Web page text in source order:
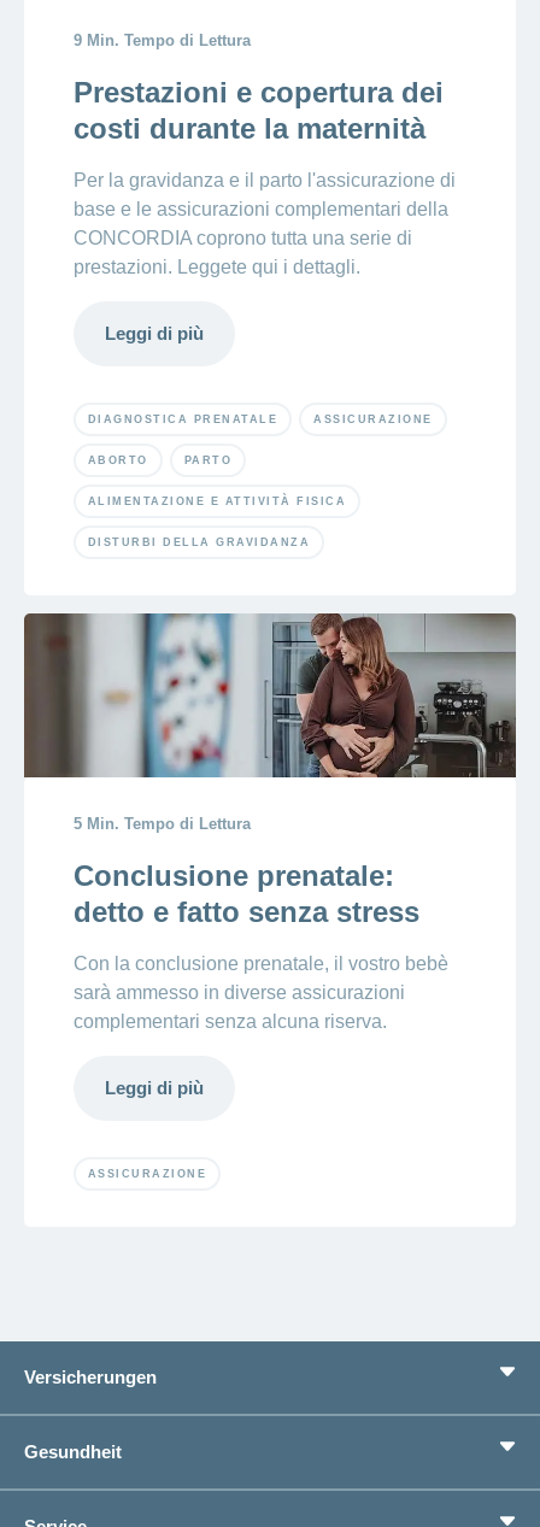
9 Min. Tempo di Lettura
Prestazioni e copertura dei
costi durante la maternità
Per la gravidanza e il parto l'assicurazione di
base e le assicurazioni complementari della
CONCORDIA coprono tutta una serie di
prestazioni. Leggete qui i dettagli.
Leggi di più
DIAGNOSTICA PRENATALE ASSICURAZIONE
ABORTO PARTO
ALIMENTAZIONE E ATTIVITÀ FISICA
DISTURBI DELLA GRAVIDANZA
5 Min. Tempo di Lettura
Conclusione prenatale:
detto e fatto senza stress
Con la conclusione prenatale, il vostro bebè
sarà ammesso in diverse assicurazioni
complementari senza alcuna riserva.
Leggi di più
ASSICURAZIONE
Versicherungen
Zusatzversicherungen
Vorsorge
Gesundheit